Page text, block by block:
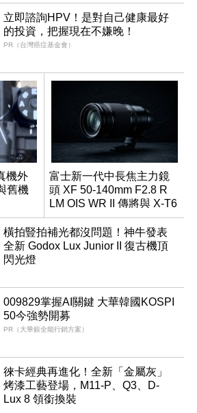
立即諮詢HPV！是對自己健康最好
的投資，把握現在不嫌晚！
PR（台灣癌症基金會）
機外
舊機
富士新一代中長焦主力鏡
頭 XF 50-140mm F2.8 R
LM OIS WR II 傳將與 X-T6
同步亮相
橫拍豎拍補光都沒問題！神牛發表
全新 Godox Lux Junior II 復古機頂
閃光燈
009829掌握AI關鍵 大華韓國KOSPI
50今強勢開募
PR（大華銀全能行銷方案）
徠卡經典再進化！全新「金屬灰」
烤漆工藝登場，M11-P、Q3、D-
Lux 8 領銜換裝